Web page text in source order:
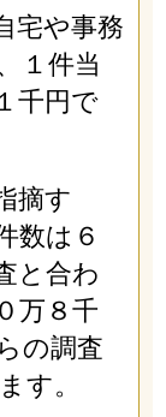
宅や事務
１件当
千円で
摘す
数は６
と合わ
万８千
の調査
す。